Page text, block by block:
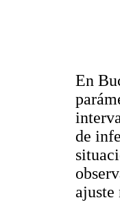
En
de
ajuste